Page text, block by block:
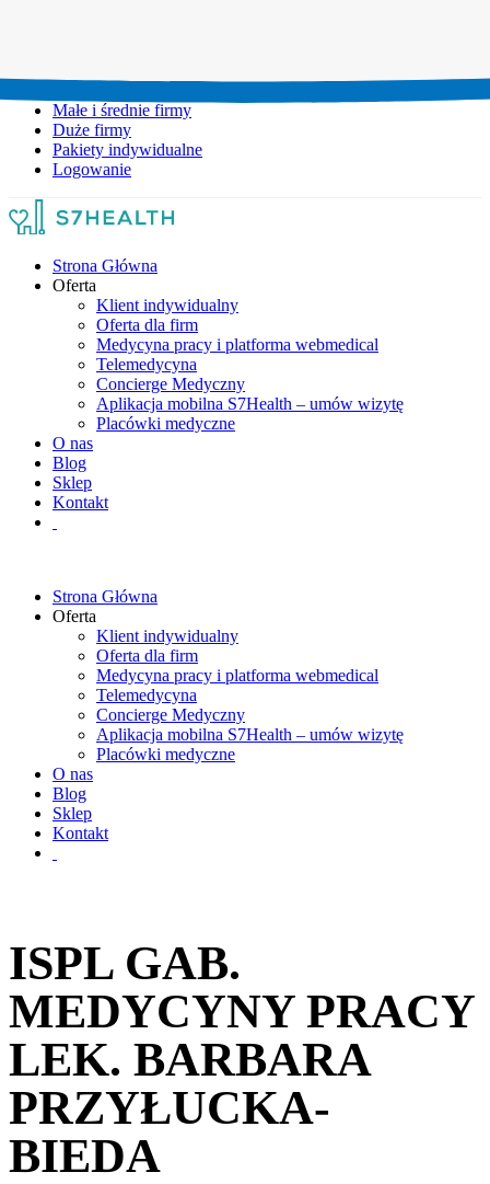
Małe i średnie firmy
Duże firmy
Pakiety indywidualne
Logowanie
Strona Główna
Oferta
Klient indywidualny
Oferta dla firm
Medycyna pracy i platforma webmedical
Telemedycyna
Concierge Medyczny
Aplikacja mobilna S7Health – umów wizytę
Placówki medyczne
O nas
Blog
Sklep
Kontakt
Strona Główna
Oferta
Klient indywidualny
Oferta dla firm
Medycyna pracy i platforma webmedical
Telemedycyna
Concierge Medyczny
Aplikacja mobilna S7Health – umów wizytę
Placówki medyczne
O nas
Blog
Sklep
Kontakt
ISPL GAB.
MEDYCYNY PRACY
LEK. BARBARA
PRZYŁUCKA-
BIEDA